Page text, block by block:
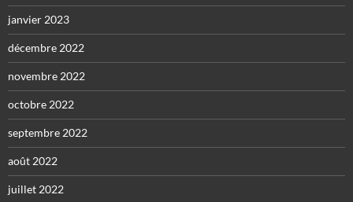
janvier 2023
décembre 2022
novembre 2022
octobre 2022
septembre 2022
août 2022
juillet 2022